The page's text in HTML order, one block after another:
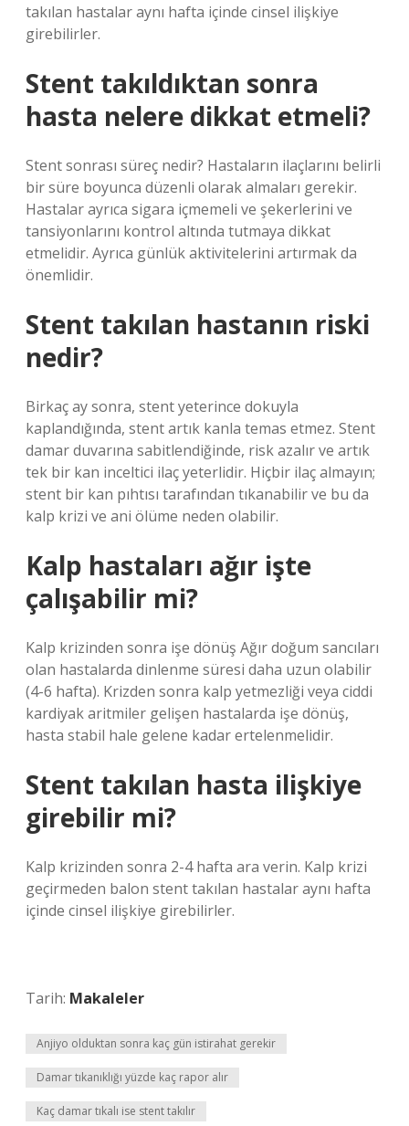
takılan hastalar aynı hafta içinde cinsel ilişkiye
girebilirler.
Stent takıldıktan sonra
hasta nelere dikkat etmeli?
Stent sonrası süreç nedir? Hastaların ilaçlarını belirli
bir süre boyunca düzenli olarak almaları gerekir.
Hastalar ayrıca sigara içmemeli ve şekerlerini ve
tansiyonlarını kontrol altında tutmaya dikkat
etmelidir. Ayrıca günlük aktivitelerini artırmak da
önemlidir.
Stent takılan hastanın riski
nedir?
Birkaç ay sonra, stent yeterince dokuyla
kaplandığında, stent artık kanla temas etmez. Stent
damar duvarına sabitlendiğinde, risk azalır ve artık
tek bir kan inceltici ilaç yeterlidir. Hiçbir ilaç almayın;
stent bir kan pıhtısı tarafından tıkanabilir ve bu da
kalp krizi ve ani ölüme neden olabilir.
Kalp hastaları ağır işte
çalışabilir mi?
Kalp krizinden sonra işe dönüş Ağır doğum sancıları
olan hastalarda dinlenme süresi daha uzun olabilir
(4-6 hafta). Krizden sonra kalp yetmezliği veya ciddi
kardiyak aritmiler gelişen hastalarda işe dönüş,
hasta stabil hale gelene kadar ertelenmelidir.
Stent takılan hasta ilişkiye
girebilir mi?
Kalp krizinden sonra 2-4 hafta ara verin. Kalp krizi
geçirmeden balon stent takılan hastalar aynı hafta
içinde cinsel ilişkiye girebilirler.
Tarih: Makaleler
Anjiyo olduktan sonra kaç gün istirahat gerekir
Damar tıkanıklığı yüzde kaç rapor alır
Kaç damar tıkalı ise stent takılır